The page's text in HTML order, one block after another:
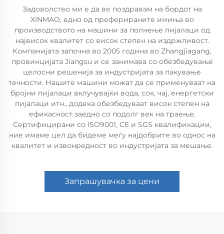
Задоволство ми е да ве поздравам на бордот на
XINMAO, едно од преферираните имиња во
производството на машини за полнење пијалаци од
највисок квалитет со висок степен на издржливост.
Компанијата започна во 2005 година во Zhangjiagang,
провинцијата Jiangsu и се занимава со обезбедување
целосни решенија за индустријата за пакување
течности. Нашите машини можат да се применуваат на
бројни пијалаци вклучувајќи вода, сок, чај, енергетски
пијалаци итн., додека обезбедуваат висок степен на
ефикасност заедно со подолг век на траење.
Сертифицирани со ISO9001, CE и SGS квалификации,
ние имаме цел да бидеме меѓу најдобрите во однос на
квалитет и извонредност во индустријата за мешање.
Запрашувачка за цени